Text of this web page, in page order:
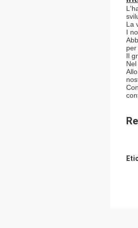
La
I
Il